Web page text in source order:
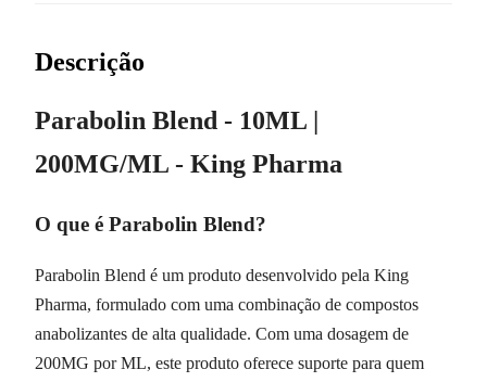
Descrição
Parabolin Blend - 10ML |
200MG/ML - King Pharma
O que é Parabolin Blend?
Parabolin Blend é um produto desenvolvido pela King
Pharma, formulado com uma combinação de compostos
anabolizantes de alta qualidade. Com uma dosagem de
200MG por ML, este produto oferece suporte para quem